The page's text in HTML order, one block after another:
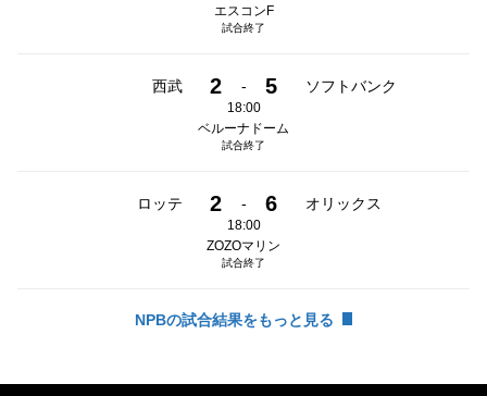
エスコンF
試合終了
西武 2 - 5 ソフトバンク
18:00
ベルーナドーム
試合終了
ロッテ 2 - 6 オリックス
18:00
ZOZOマリン
試合終了
NPBの試合結果をもっと見る